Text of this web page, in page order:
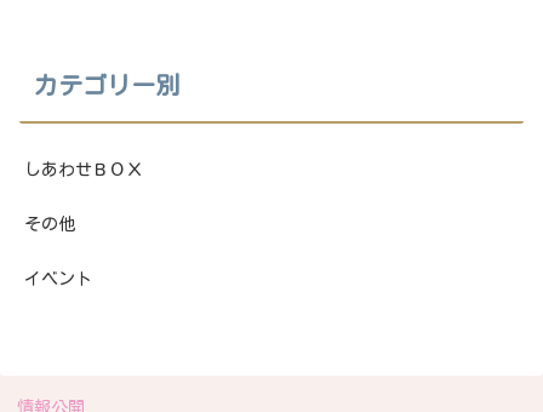
カテゴリー別
しあわせＢＯＸ
その他
イベント
情報公開